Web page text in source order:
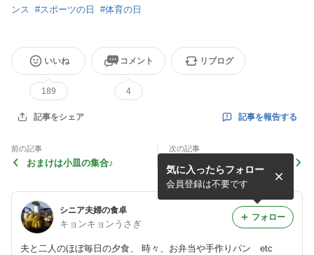
ンス #スポーツの日 #体育の日
いいね
189
コメント
4
リブログ
記事をシェア 記事を報告する
前の記事
おまけは小皿の集合♪
次の記事
マッシュルームでおまけの一
皿
シニア夫婦の食卓
キョンキョンうさぎ
夫と二人のほぼ毎日の夕食、 時々、お弁当や手作りパン etc
気に入ったらフォロー
会員登録は不要です
フォロー